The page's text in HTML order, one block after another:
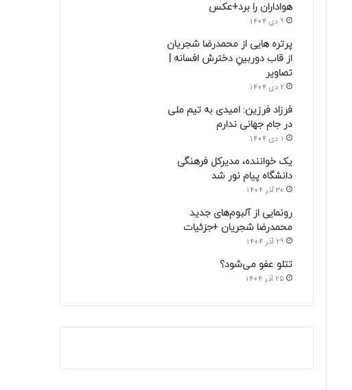
هواداران را برد+عکس
9 دی 1404
پرتره هایی از محمدرضا شجریان
از قاب دوربینِ دخترش افسانه |
تصاویر
2 دی 1404
فرزاد فرزین: امیدی به تیم ملی
در جام جهانی ندارم
1 دی 1404
یک خواننده، مدیرکل فرهنگی
دانشگاه پیام نور شد
30 آذر 1404
رونمایی از آلبوم‌های جدید
محمدرضا شجریان +جزئیات
29 آذر 1404
تتلو عفو می‌شود؟
25 آذر 1404